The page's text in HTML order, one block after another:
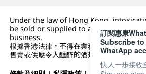
Under the law of Hong Kong,
be sold or supplied to a minor (under
business.
根據香港法律，不得在業務過程中，向未成
售賣或供應令人醺醉的酒類。
訂閱惠康
Subscribe
WhatApp
快人一步接收